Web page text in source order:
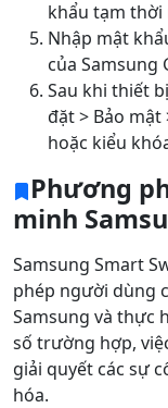
khẩu tạm thời
Nhập mật
của Samsung
Sau khi thiết
đặt > Bảo
hoặc kiểu
Phương
minh
Samsung Smart
phép người dùng
Samsung và thực
số trường hợp,
giải quyết các sự
hóa.
Dansk
русский
Bahasa
Română
Gaeilge